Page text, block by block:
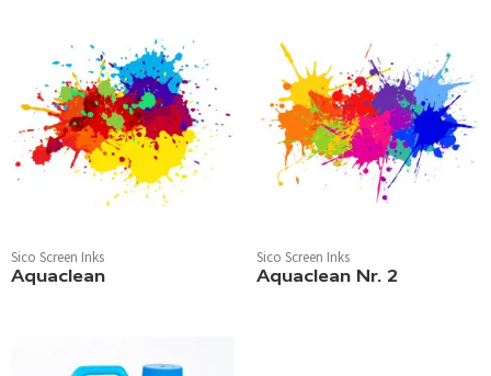
Sico Screen Inks
Aquaclean
Sico Screen Inks
Aquaclean Nr. 2